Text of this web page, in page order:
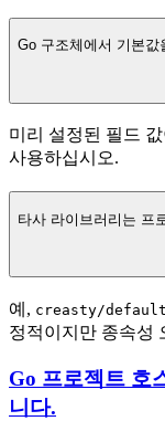
Go 구조체에서 기본
미리 설정된 필드
사용하십시오.
타사 라이브러리는 프
예, creasty/
정적이지만 종속성
Go 프로젝트 호
니다.